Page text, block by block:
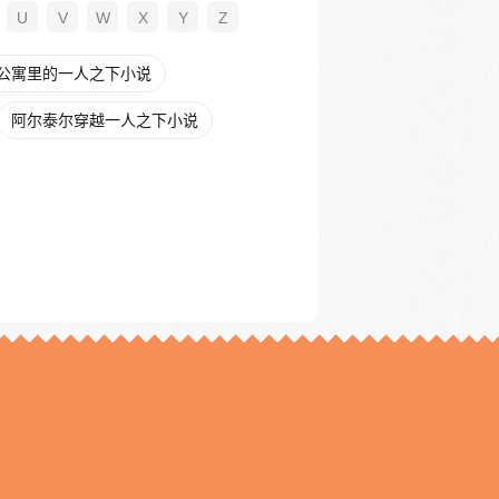
U V W X Y Z
寓里的一人之下小说
阿尔泰尔穿越一人之下小说